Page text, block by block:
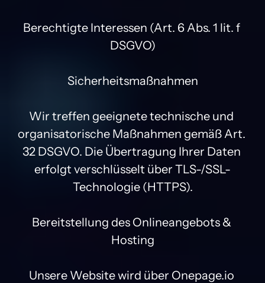
Berechtigte Interessen (Art. 6 Abs. 1 lit. f
DSGVO)
Sicherheitsmaßnahmen
Wir treffen geeignete technische und
organisatorische Maßnahmen gemäß Art.
32 DSGVO. Die Übertragung Ihrer Daten
erfolgt verschlüsselt über TLS-/SSL-
Technologie (HTTPS).
Bereitstellung des Onlineangebots &
Hosting
Unsere Website wird über Onepage.io